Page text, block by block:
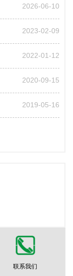
2026-06-10
2023-02-09
2022-01-12
2020-09-15
2019-05-16
联系我们